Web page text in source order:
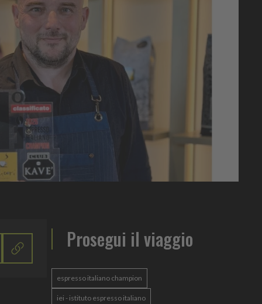
Prosegui il viaggio
espresso italiano champion
iei - istituto espresso italiano